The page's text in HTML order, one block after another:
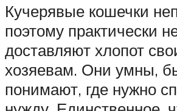
Кучерявые кошечки
поэтому практически
доставляют хлопот
хозяевам. Они умны,
понимают, где нужно